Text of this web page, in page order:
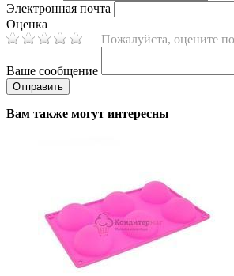
Электронная почта
Оценка
Пожалуйста, оцените
Ваше сообщение
Вам также могут интересны